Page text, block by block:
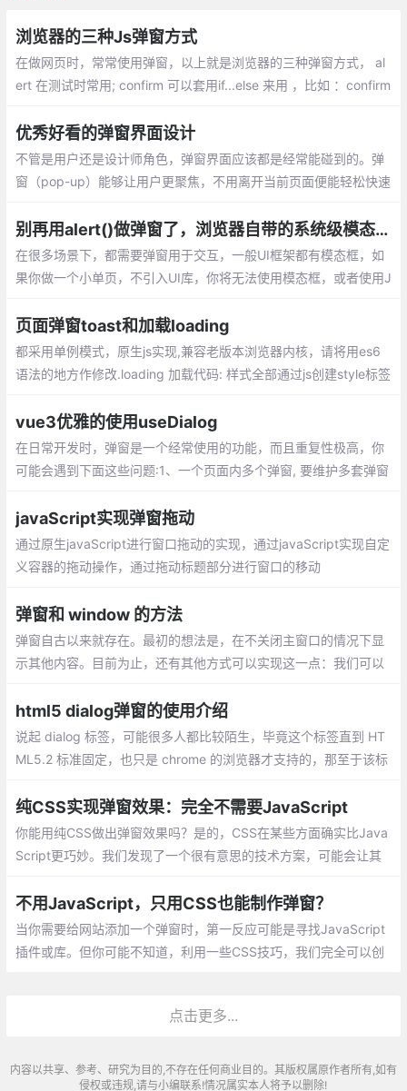
浏览器的三种Js弹窗方式
在做网页时，常常使用弹窗，以上就是浏览器的三种弹窗方式， al
ert 在测试时常用; confirm 可以套用if...else 来用 ，比如 ：confirm
入 ； 可以给网页设置密码。
优秀好看的弹窗界面设计
不管是用户还是设计师角色，弹窗界面应该都是经常能碰到的。弹
窗（pop-up）能够让用户更聚焦，不用离开当前页面便能轻松快速
美感。
别再用alert()做弹窗了，浏览器自带的系统级模态框太好用了！
在很多场景下，都需要弹窗用于交互，一般UI框架都有模态框，如
果你做一个小单页，不引入UI库，你将无法使用模态框，或者使用J
页面弹窗toast和加载loading
都采用单例模式，原生js实现,兼容老版本浏览器内核，请将用es6
语法的地方作修改.loading 加载代码: 样式全部通过js创建style标签
的值即刻。
vue3优雅的使用useDialog
在日常开发时，弹窗是一个经常使用的功能，而且重复性极高，你
可能会遇到下面这些问题:1、一个页面内多个弹窗, 要维护多套弹窗
方式写起来比较麻烦
javaScript实现弹窗拖动
通过原生javaScript进行窗口拖动的实现，通过javaScript实现自定
义容器的拖动操作，通过拖动标题部分进行窗口的移动
弹窗和 window 的方法
弹窗自古以来就存在。最初的想法是，在不关闭主窗口的情况下显
示其他内容。目前为止，还有其他方式可以实现这一点：我们可以
窗并不是我们每天都会使用的东西。
html5 dialog弹窗的使用介绍
说起 dialog 标签，可能很多人都比较陌生，毕竟这个标签直到 HT
ML5.2 标准固定，也只是 chrome 的浏览器才支持的，那至于该标
纯CSS实现弹窗效果：完全不需要JavaScript
你能用纯CSS做出弹窗效果吗？是的，CSS在某些方面确实比Java
Script更巧妙。我们发现了一个很有意思的技术方案，可能会让其
不用JavaScript，只用CSS也能制作弹窗？
当你需要给网站添加一个弹窗时，第一反应可能是寻找JavaScript
插件或库。但你可能不知道，利用一些CSS技巧，我们完全可以创
点击更多...
内容以共享、参考、研究为目的,不存在任何商业目的。其版权属原作者所有,如有
侵权或违规,请与小编联系!情况属实本人将予以删除!